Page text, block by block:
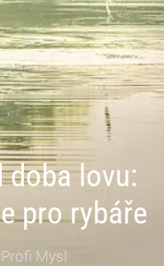
doba lovu:
pro rybáře
Profi Mysl